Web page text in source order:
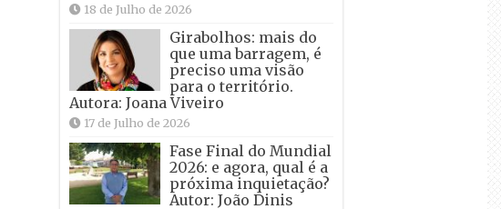
18 de Julho de 2026
Girabolhos: mais do
que uma barragem, é
preciso uma visão
para o território.
Autora: Joana Viveiro
17 de Julho de 2026
Fase Final do Mundial
2026: e agora, qual é a
próxima inquietação?
Autor: João Dinis